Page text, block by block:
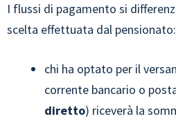
I flussi di pagamento si
scelta effettuata dal pensionato:
chi ha optato per il
corrente bancario o
diretto) riceverà la